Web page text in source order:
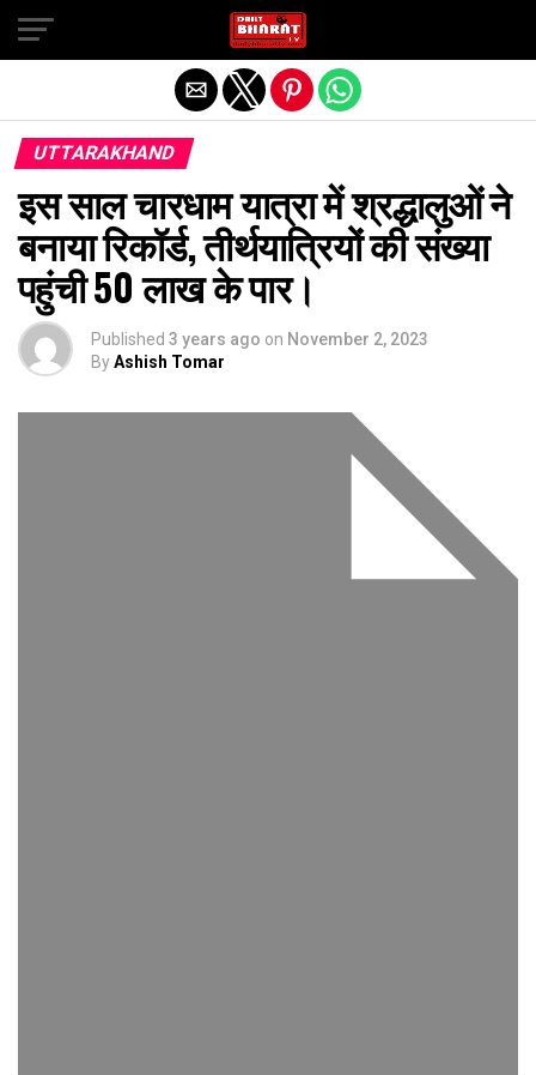
UTTARAKHAND
इस साल चारधाम यात्रा में श्रद्धालुओं ने
बनाया रिकॉर्ड, तीर्थयात्रियों की संख्या
पहुंची 50 लाख के पार।
Published 3 years ago on November 2, 2023
ByAshish Tomar
Exit mobile version